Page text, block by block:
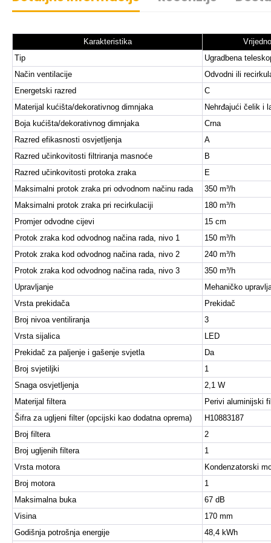
Karakteristika
Tip
Ugradbena
Način ventilacije
Odvodni ili
Energetski razred
C
Materijal kućišta/dekorativnog dimnjaka
Nehrđajući čelik i
Boja kućišta/dekorativnog dimnjaka
Crna
Razred efikasnosti osvjetljenja
A
Razred učinkovitosti filtriranja masnoće
B
Razred učinkovitosti protoka zraka
E
Maksimalni protok zraka pri odvodnom načinu rada
350 m³/h
Maksimalni protok zraka pri recirkulaciji
180 m³/h
Promjer odvodne cijevi
15 cm
Protok zraka kod odvodnog načina rada, nivo 1
150 m³/h
Protok zraka kod odvodnog načina rada, nivo 2
240 m³/h
Protok zraka kod odvodnog načina rada, nivo 3
350 m³/h
Upravljanje
Mehaničko
Vrsta prekidača
Prekidač
Broj nivoa ventiliranja
3
Vrsta sijalica
LED
Prekidač za paljenje i gašenje svjetla
Da
Broj svjetiljki
1
Snaga osvjetljenja
2,1 W
Materijal filtera
Perivi aluminijski
Šifra za ugljeni filter (opcijski kao dodatna oprema)
H10883187
Broj filtera
2
Broj ugljenih filtera
1
Vrsta motora
Kondenzatorski
Broj motora
1
Maksimalna buka
67 dB
Visina
170 mm
Godišnja potrošnja energije
48,4 kWh